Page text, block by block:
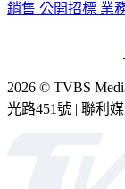
銷售 公開招標 業
2026 © TVBS
光路451號 | 聯利